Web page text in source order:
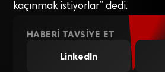
kaçınmak istiyorlar” dedi.
HABERI TAVSIYE ET
LinkedIn